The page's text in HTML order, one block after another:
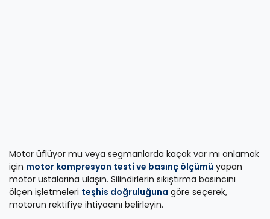
Motor üflüyor mu veya segmanlarda kaçak var mı anlamak
için motor kompresyon testi ve basınç ölçümü yapan
motor ustalarına ulaşın. Silindirlerin sıkıştırma basıncını
ölçen işletmeleri teşhis doğruluğuna göre seçerek,
motorun rektifiye ihtiyacını belirleyin.